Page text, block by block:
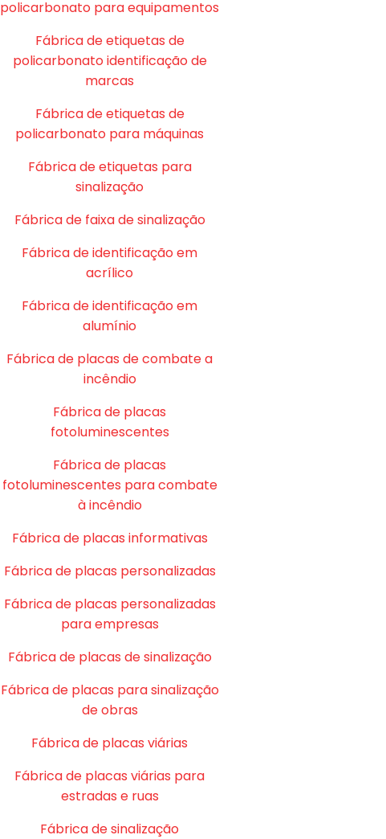
policarbonato para equipamentos
Fábrica de etiquetas de
policarbonato identificação de
marcas
Fábrica de etiquetas de
policarbonato para máquinas
Fábrica de etiquetas para
sinalização
Fábrica de faixa de sinalização
Fábrica de identificação em
acrílico
Fábrica de identificação em
alumínio
Fábrica de placas de combate a
incêndio
Fábrica de placas
fotoluminescentes
Fábrica de placas
fotoluminescentes para combate
à incêndio
Fábrica de placas informativas
Fábrica de placas personalizadas
Fábrica de placas personalizadas
para empresas
Fábrica de placas de sinalização
Fábrica de placas para sinalização
de obras
Fábrica de placas viárias
Fábrica de placas viárias para
estradas e ruas
Fábrica de sinalização